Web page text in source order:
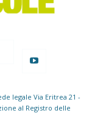
legale Via Eritrea 21 -
al Registro delle